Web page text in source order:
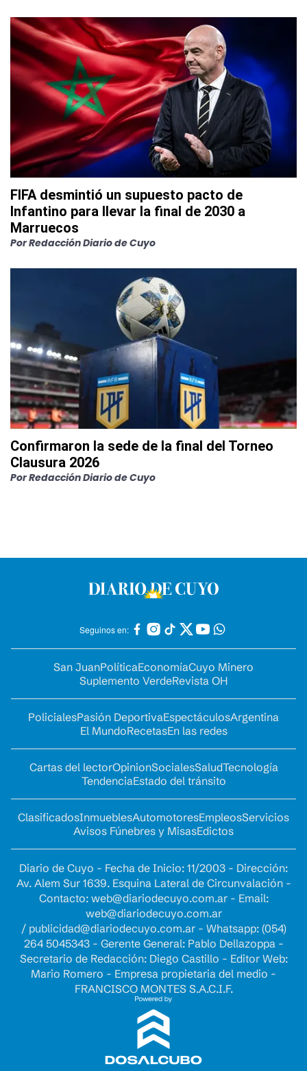
FIFA desmintió un supuesto pacto de
Infantino para llevar la final de 2030 a
Marruecos
PorRedacción Diario de Cuyo
Confirmaron la sede de la final del Torneo
Clausura 2026
PorRedacción Diario de Cuyo
Seguinos en:
San JuanPolíticaEconomíaCuyo Minero
Suplemento VerdeRevista OH
PolicialesPasión DeportivaEspectáculosArgentina
El MundoRecetasEn las redes
Cartas del lectorOpinionSocialesSaludTecnología
TendenciaEstado del tránsito
ClasificadosInmueblesAutomotoresEmpleosServicios
Avisos Fúnebres y MisasEdictos
Diario de Cuyo - Fecha de Inicio: 11/2003 - Dirección:
Av. Alem Sur 1639. Esquina Lateral de Circunvalación -
Contacto: web@diariodecuyo.com.ar- Email:
web@diariodecuyo.com.ar
/ publicidad@diariodecuyo.com.ar- Whatsapp: (054)
264 5045343 - Gerente General: Pablo Dellazoppa -
Secretario de Redacción: Diego Castillo - Editor Web:
Mario Romero - Empresa propietaria del medio -
FRANCISCO MONTES S.A.C.I.F.